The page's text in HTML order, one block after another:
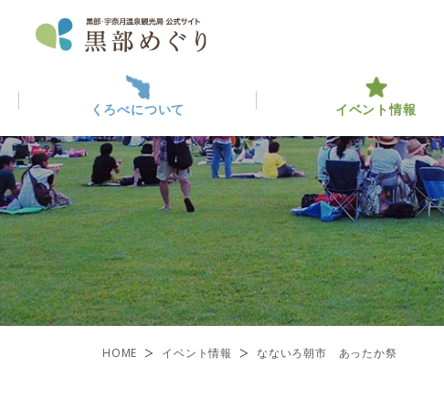
くろべについて
くろべについて
ABOUT KUROBE
黒部ってど
イベント情報
イベント情報
EVENT INFO
最新イベン
くろべを楽しむ
ENJOY KUROBE
観光・グル
黒部のみどころ
一覧
HOME イベント情報 なないろ朝市 あったか祭